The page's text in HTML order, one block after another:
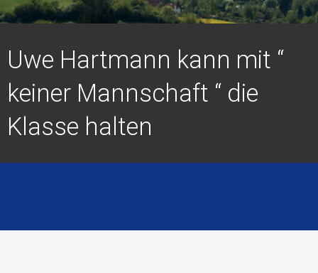
Uwe Hartmann kann mit “
keiner Mannschaft “ die
Klasse halten